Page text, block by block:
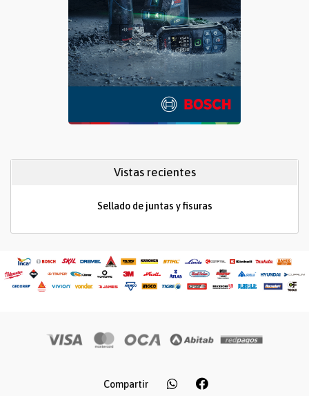
Vistas recientes
Sellado de juntas y fisuras
Compartir